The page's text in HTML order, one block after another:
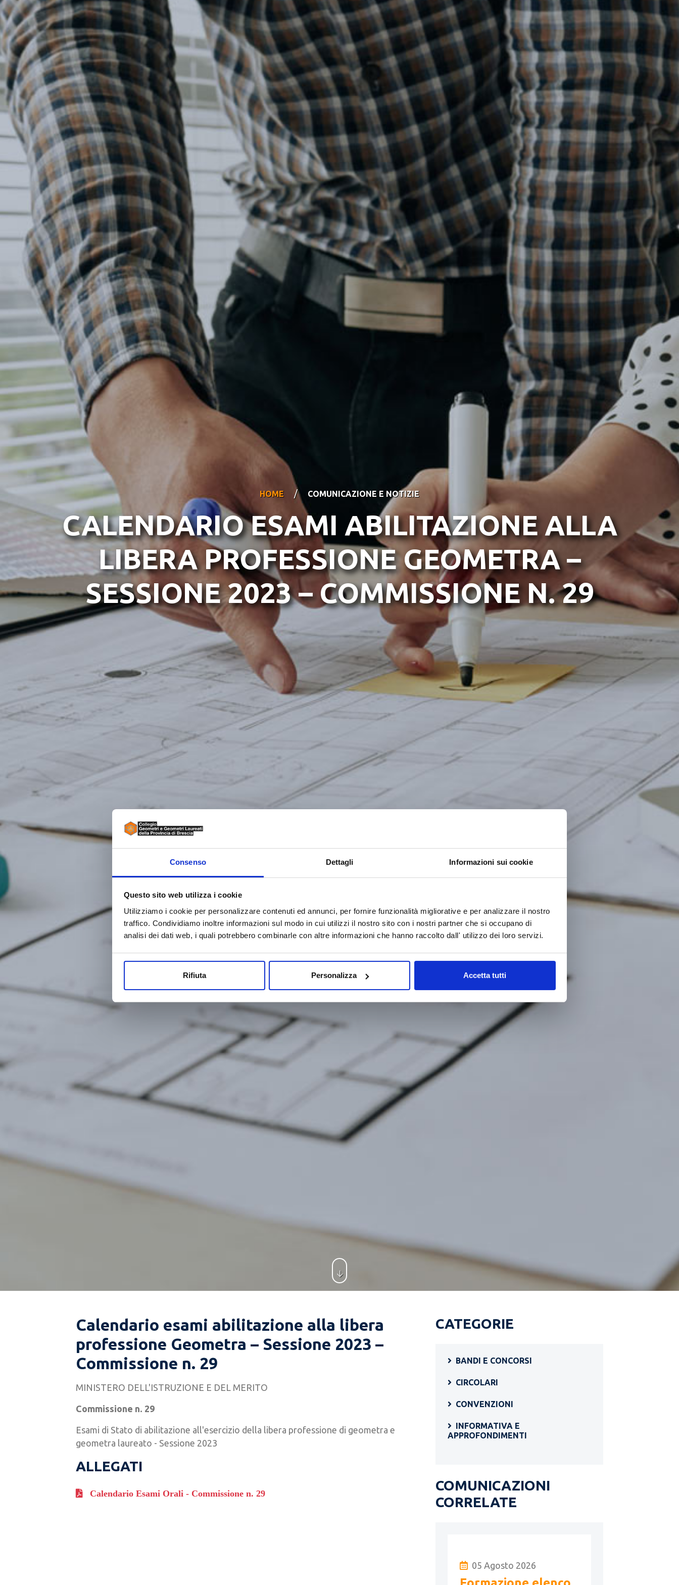
Consenso Dettagli Informazioni sui cookie
Questo sito web utilizza i cookie
Utilizziamo i cookie per personalizzare contenuti ed annunci, per fornire funzionalità migliorative e per analizzare il nostro
traffico. Condividiamo inoltre informazioni sul modo in cui utilizzi il nostro sito con i nostri partner che si occupano di
analisi dei dati web, i quali potrebbero combinarle con altre informazioni che hanno raccolto dall' utilizzo dei loro servizi.
Rifiuta Personalizza Accetta tutti
HOME / COMUNICAZIONE E NOTIZIE
CALENDARIO ESAMI ABILITAZIONE ALLA
LIBERA PROFESSIONE GEOMETRA –
SESSIONE 2023 – COMMISSIONE N. 29
Calendario esami abilitazione alla libera
professione Geometra – Sessione 2023 –
Commissione n. 29
MINISTERO DELL'ISTRUZIONE E DEL MERITO
Commissione n. 29
Esami di Stato di abilitazione all'esercizio della libera professione di geometra e
geometra laureato - Sessione 2023
ALLEGATI
Calendario Esami Orali - Commissione n. 29
CATEGORIE
BANDI E CONCORSI
CIRCOLARI
CONVENZIONI
INFORMATIVA E
APPROFONDIMENTI
COMUNICAZIONI
CORRELATE
05 Agosto 2026